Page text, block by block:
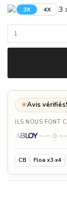
3X 4X 3
★Avis vérifiés
ILS NOUS FONT
CB Floa x3·x4